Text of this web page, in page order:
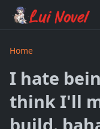
Home
I hate
think I'll